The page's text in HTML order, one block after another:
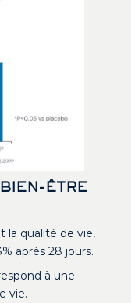
ÊTRE
la qualité de vie,
après 28 jours.
à une
vie.